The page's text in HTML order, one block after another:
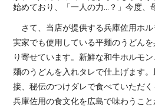
始めており、「一人の力...？」今度、
さて、当店が提供する兵庫佐用ホル
実家でも使用している平麺のうどん
り寄せています。新鮮な和牛ホルモ
麺のうどんを入れタレで仕上げます
接、秘伝のつけダレで食べていただく
兵庫佐用の食文化を広島で味わうこと